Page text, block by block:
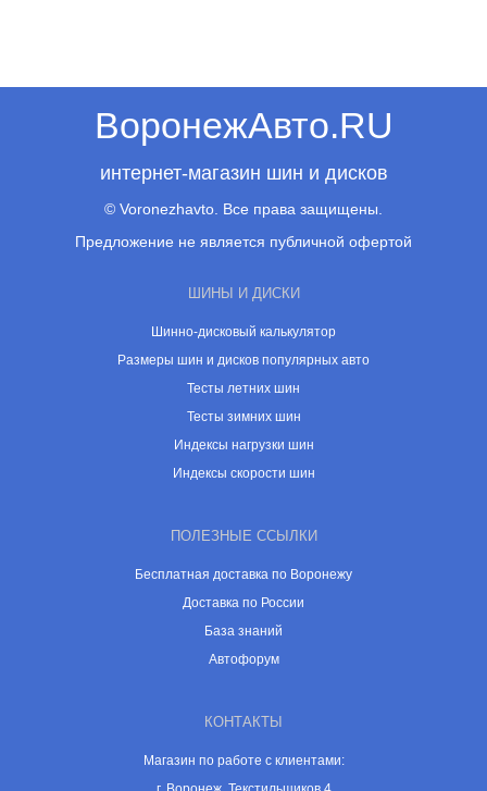
ВоронежАвто.RU
интернет-магазин шин и дисков
© Voronezhavto. Все права защищены.
Предложение не является публичной офертой
ШИНЫ И ДИСКИ
Шинно-дисковый калькулятор
Размеры шин и дисков популярных авто
Тесты летних шин
Тесты зимних шин
Индексы нагрузки шин
Индексы скорости шин
ПОЛЕЗНЫЕ ССЫЛКИ
Бесплатная доставка по Воронежу
Доставка по России
База знаний
Автофорум
КОНТАКТЫ
Магазин по работе с клиентами: